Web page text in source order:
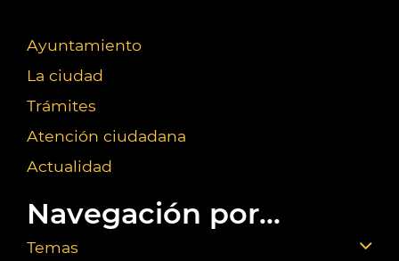
Ayuntamiento
La ciudad
Trámites
Atención ciudadana
Actualidad
Navegación por...
Temas